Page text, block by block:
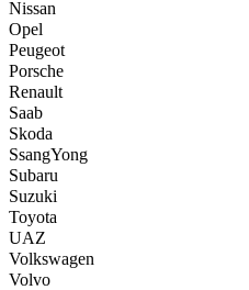
Nissan
Opel
Peugeot
Porsche
Renault
Saab
Skoda
SsangYong
Subaru
Suzuki
Toyota
UAZ
Volkswagen
Volvo